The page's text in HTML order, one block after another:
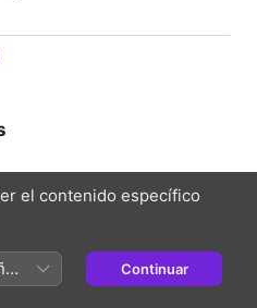
el contenido específico
Continuar